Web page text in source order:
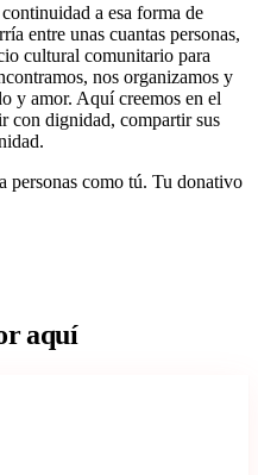
a esa forma de
entre unas cuantas personas,
cultural comunitario para
nos organizamos y
y amor. Aquí creemos en el
con dignidad, compartir sus
personas como tú. Tu donativo
aquí